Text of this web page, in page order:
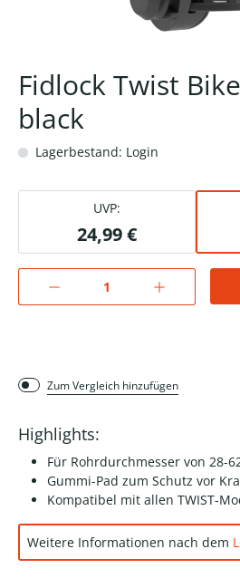
Fidlock Twist
black
Lagerbestand: Login
UVP:
24,99 €
Zum Vergleich hinzufügen
Highlights:
Für Rohrdurchmesser von 28-
Gummi-Pad zum Schutz vor
Kompatibel mit allen TWIST-
Weitere Informationen nach dem